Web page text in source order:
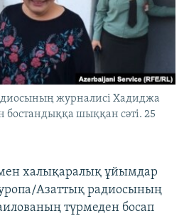
журналисі Хадиджа
шыққан сәті. 25
халықаралық ұйымдар
Азаттық радиосының
түрмеден босап